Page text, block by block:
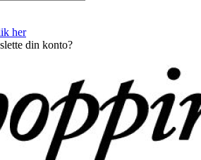
her
din konto?